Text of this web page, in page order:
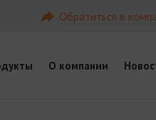
Обратиться в
О компании